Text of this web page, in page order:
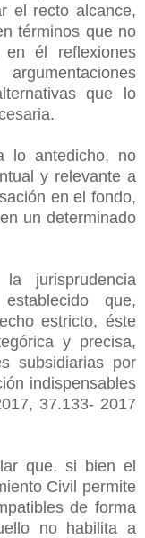
el recto alcance,
términos que no
él reflexiones
que lo
lo antedicho, no
y relevante a
en el fondo,
un determinado
jurisprudencia
que,
estricto, éste
y precisa,
subsidiarias por
indispensables
37.133- 2017
que, si bien el
Civil permite
de forma
no habilita a